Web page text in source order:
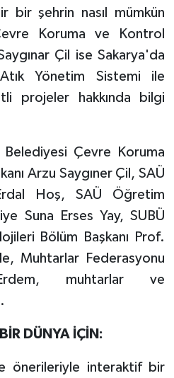
bir şehrin nasıl mümkün
Koruma ve Kontrol
Çil ise Sakarya'da
Yönetim Sistemi ile
projeler hakkında bilgi
Belediyesi Çevre Koruma
Arzu Saygıner Çil, SAÜ
Hoş, SAÜ Öğretim
Suna Erses Yay, SUBÜ
Bölüm Başkanı Prof.
Muhtarlar Federasyonu
muhtarlar ve
DÜNYA İÇİN:
ve önerileriyle interaktif bir